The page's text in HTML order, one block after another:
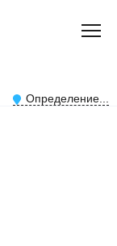
Определение...